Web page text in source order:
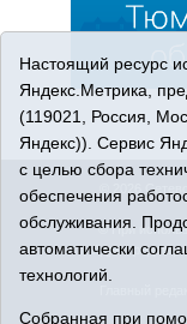
© 2026
© При
Адрес
Настоящий ресурс
Яндекс.Метрика,
(119021, Россия,
Яндекс)). Сервис
с целью сбора
обеспечения
обслуживания.
автоматически
технологий.
Собранная при